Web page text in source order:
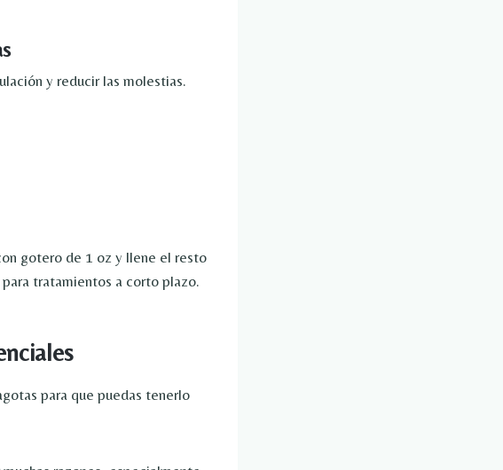
y reducir las molestias.
gotero de 1 oz y llene el resto
tratamientos a corto plazo.
para que puedas tenerlo